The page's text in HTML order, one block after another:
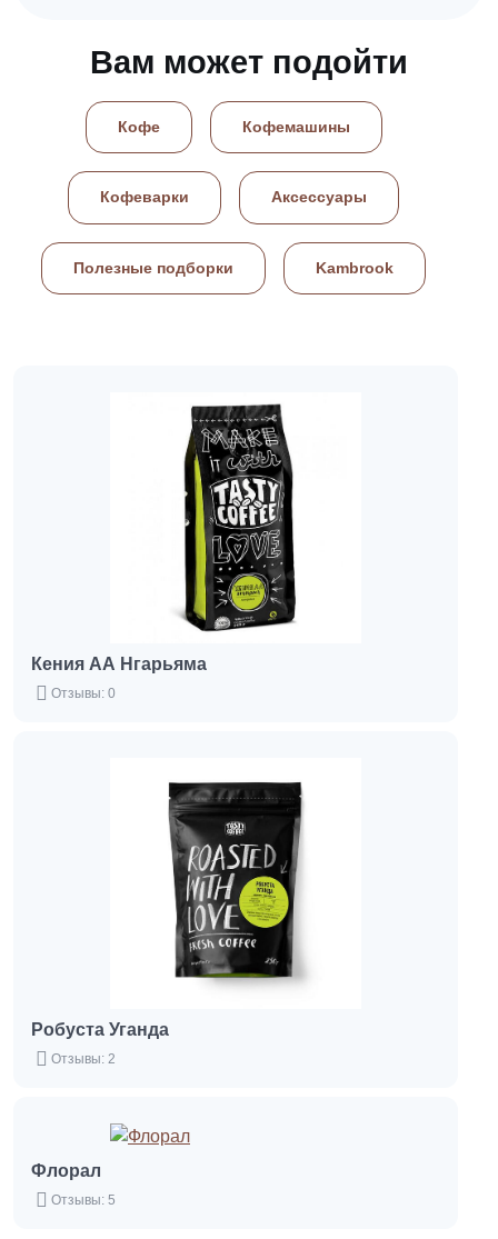
Вам может подойти
Кофе Кофемашины
Кофеварки Аксессуары
Полезные подборки Kambrook
Кения АА Нгарьяма
Отзывы: 0
Робуста Уганда
Отзывы: 2
Флорал
Отзывы: 5